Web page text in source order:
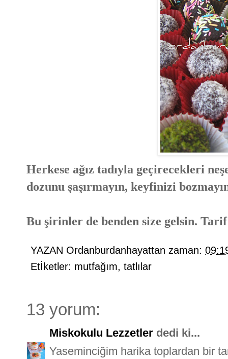
Herkese ağız tadıyla geçirecekleri
dozunu şaşırmayın, keyfinizi
Bu şirinler de benden size gelsin.
YAZAN Ordanburdanhayattan zaman:
Etİketler: mutfağım, tatlılar
13 yorum:
Miskokulu Lezzetler dedi ki...
Yaseminciğim harika toplardan bir